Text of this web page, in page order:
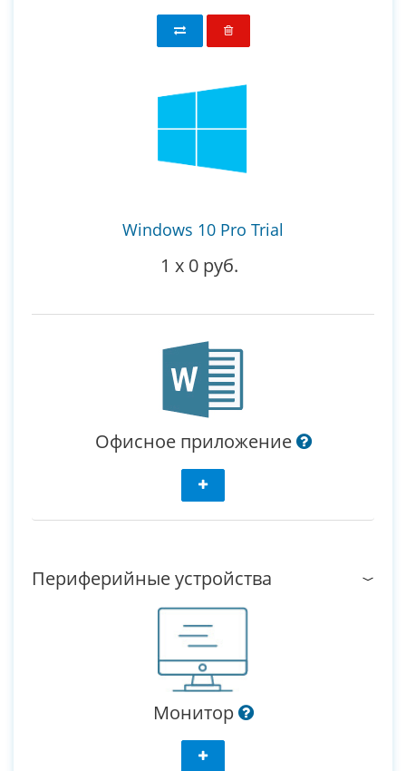
Windows 10 Pro Trial
1 x 0 руб.
Офисное приложение
Периферийные устройства
Монитор